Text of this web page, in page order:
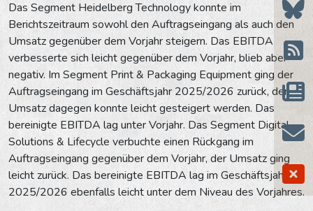
Das Segment Heidelberg Technology konnte im
Berichtszeitraum sowohl den Auftragseingang als auch den
Umsatz gegenüber dem Vorjahr steigern. Das EBITDA
verbesserte sich leicht gegenüber dem Vorjahr, blieb aber
negativ. Im Segment Print & Packaging Equipment ging der
Auftragseingang im Geschäftsjahr 2025/2026 zurück, der
Umsatz dagegen konnte leicht gesteigert werden. Das
bereinigte EBITDA lag unter Vorjahr. Das Segment Digital
Solutions & Lifecycle verbuchte einen Rückgang im
Auftragseingang gegenüber dem Vorjahr, der Umsatz ging
leicht zurück. Das bereinigte EBITDA lag im Geschäftsjahr
2025/2026 ebenfalls leicht unter dem Niveau des Vorjahres.